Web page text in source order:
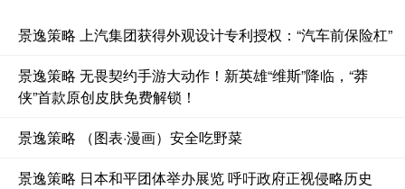
景逸策略 上汽集团获得外观设计专利授权：“汽车前保险杠”
景逸策略 无畏契约手游大动作！新英雄“维斯”降临，“莽
侠”首款原创皮肤免费解锁！
景逸策略 （图表·漫画）安全吃野菜
景逸策略 日本和平团体举办展览 呼吁政府正视侵略历史